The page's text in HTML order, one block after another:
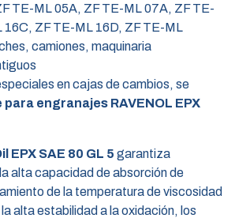
TE-ML 05A, ZF TE-ML 07A, ZF TE-
16C, ZF TE-ML 16D, ZF TE-ML
, camiones, maquinaria
en cajas de cambios, se
engranajes RAVENOL EPX
EPX SAE 80 GL 5 garantiza
alta capacidad de absorción de
de la temperatura de viscosidad
alta estabilidad a la oxidación, los